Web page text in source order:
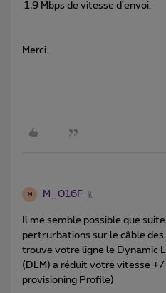
1,9 Mbps de vitesse d'envoi.
Merci.
M M_016F
Il me semble possible que
pertrurbations sur le câble
trouve votre ligne le Dynamic
(DLM) a réduit votre vitesse
provisioning Profile)